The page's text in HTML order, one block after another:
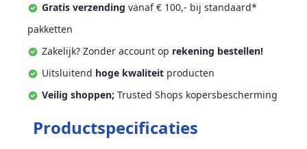
Gratis verzending vanaf € 100,- bij standaard*
pakketten
Zakelijk? Zonder account op rekening bestellen!
Uitsluitend hoge kwaliteit producten
Veilig shoppen; Trusted Shops kopersbescherming
Productspecificaties